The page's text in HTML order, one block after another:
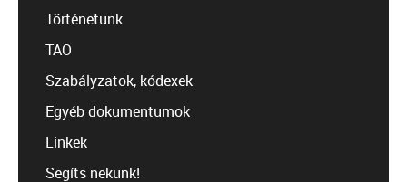
Történetünk
TAO
Szabályzatok, kódexek
Egyéb dokumentumok
Linkek
Segíts nekünk!